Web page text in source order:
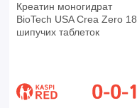
Креатин моногидрат
BioTech USA Crea Zero 18
шипучих таблеток